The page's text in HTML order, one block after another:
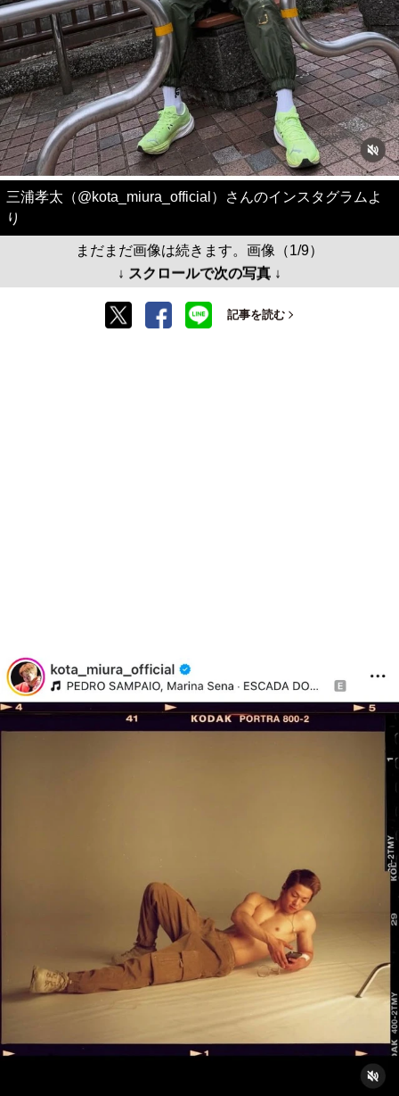
三浦孝太（@kota_miura_official）さんのインスタグラムよ
り
まだまだ画像は続きます。画像（1/9）
↓ スクロールで次の写真 ↓
記事を読む